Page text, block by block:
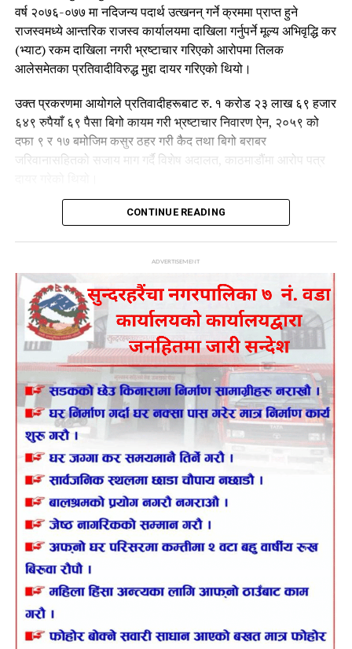
वर्ष २०७६-०७७ मा नदिजन्य पदार्थ उत्खनन् गर्ने क्रममा प्राप्त हुने
राजस्वमध्ये आन्तरिक राजस्व कार्यालयमा दाखिला गर्नुपर्ने मूल्य अभिवृद्धि कर
(भ्याट) रकम दाखिला नगरी भ्रष्टाचार गरिएको आरोपमा तिलक
आलेसमेतका प्रतिवादीविरुद्ध मुद्दा दायर गरिएको थियो।
उक्त प्रकरणमा आयोगले प्रतिवादीहरूबाट रु. १ करोड २३ लाख ६९ हजार
६४९ रुपैयाँ ६९ पैसा बिगो कायम गरी भ्रष्टाचार निवारण ऐन, २०५९ को
दफा ९ र १७ बमोजिम कसुर ठहर गरी कैद तथा बिगो बराबर
जरिवानासहितको सजाय माग गर्दै विशेष अदालत, काठमाडौंमा आरोप पत्र
तर विशेष अदालतले मिति २०८२।१२।१० मा गरेको फैसलाबाट
पुनरावेदनको निवेदन दर्ता गरेको जनाएको छ।
आयोगले विशेष अदालतको फैसलाको कानुनी परीक्षण आवश्यक रहेको भन्दै
अभियोगमा प्रस्तुत प्रमाण र तथ्यका आधारमा पुनरावेदन प्रक्रिया अघि
बढाएको हो।
CONTINUE READING
ADVERTISEMENT